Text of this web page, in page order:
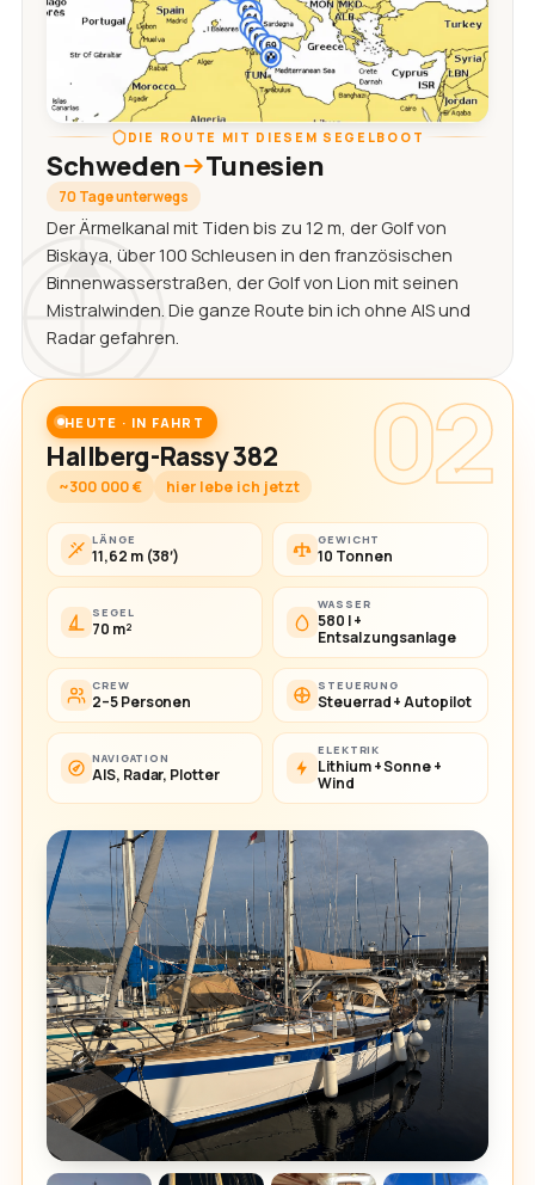
DIE ROUTE MIT DIESEM SEGELBOOT
Schweden Tunesien
70 Tage unterwegs
Der Ärmelkanal mit Tiden bis zu 12 m, der Golf von
Biskaya, über 100 Schleusen in den französischen
Binnenwasserstraßen, der Golf von Lion mit seinen
Mistralwinden. Die ganze Route bin ich ohne AIS und
Radar gefahren.
02
HEUTE · IN FAHRT
Hallberg-Rassy 382
~300 000 € hier lebe ich jetzt
LÄNGE
11,62 m (38′)
GEWICHT
10 Tonnen
SEGEL
70 m²
WASSER
580 l +
Entsalzungsanlage
CREW
2–5 Personen
STEUERUNG
Steuerrad + Autopilot
NAVIGATION
AIS, Radar, Plotter
ELEKTRIK
Lithium + Sonne +
Wind